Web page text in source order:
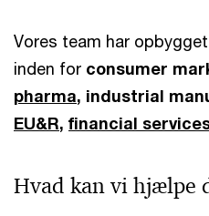
Vores team har
inden for consumer
pharma, industrial
EU&R, financial
Hvad kan vi hjælpe